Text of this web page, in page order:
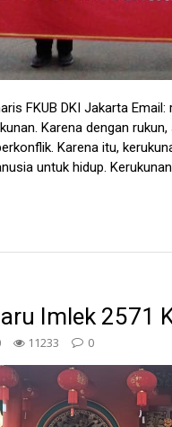
FKUB DKI Jakarta
Karena dengan
Karena itu,
untuk hidup.
Imlek 2571
11233 0